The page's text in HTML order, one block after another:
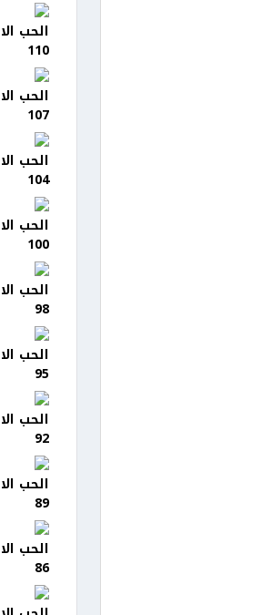
110
107
104
100
98
95
92
89
86